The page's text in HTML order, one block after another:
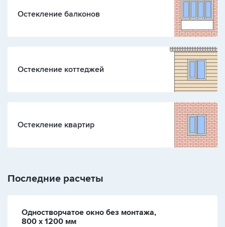
Остекление балконов
Остекление коттеджей
Остекление квартир
Последние расчеты
Одностворчатое окно без монтажа,
800 х 1200 мм